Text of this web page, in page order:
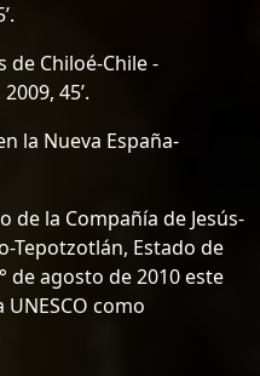
de Chiloé-Chile -
45’.
la Nueva España-
de la Compañía de Jesús-
Tepotzotlán, Estado de
de agosto de 2010 este
como